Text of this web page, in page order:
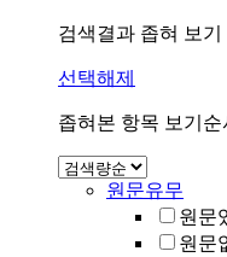
검색결과 좁혀 보기
선택해제
좁혀본 항목 보기순
원문유무
원문
원문